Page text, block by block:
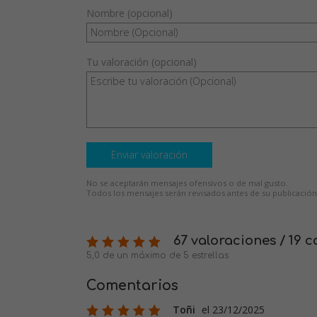
Nombre (opcional)
Tu valoración (opcional)
Enviar valoración
No se aceptarán mensajes ofensivos o de mal gusto.
Todos los mensajes serán revisados antes de su publicación.
67 valoraciones / 19
5,0 de un máximo de 5 estrellas
Comentarios
Toñi el 23/12/2025